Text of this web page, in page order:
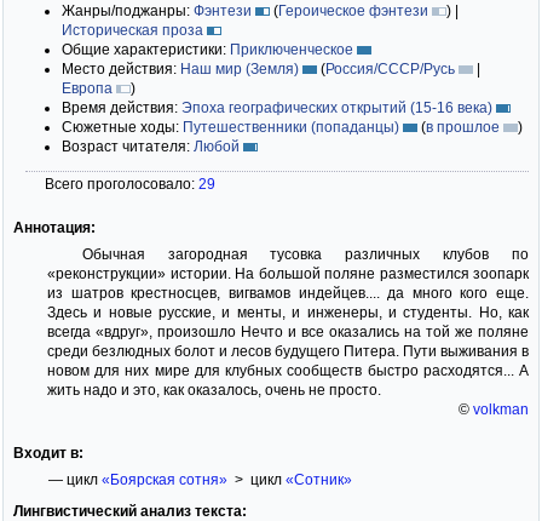
Жанры/поджанры: Фэнтези (Героическое фэнтези ) |
Историческая проза
Общие характеристики: Приключенческое
Место действия: Наш мир (Земля) (Россия/СССР/Русь
|
Европа
)
Время действия: Эпоха географических открытий (15-16 века)
Сюжетные ходы: Путешественники (попаданцы) (в прошлое
)
Возраст читателя: Любой
Всего проголосовало: 29
Аннотация:
Обычная загородная тусовка различных клубов по
«реконструкции» истории. На большой поляне разместился зоопарк
из шатров крестносцев, вигвамов индейцев.... да много кого еще.
Здесь и новые русские, и менты, и инженеры, и студенты. Но, как
всегда «вдруг», произошло Нечто и все оказались на той же поляне
среди безлюдных болот и лесов будущего Питера. Пути выживания в
новом для них мире для клубных сообществ быстро расходятся... А
жить надо и это, как оказалось, очень не просто.
© volkman
Входит в:
— цикл «Боярская сотня»> цикл «Сотник»
Лингвистический анализ текста: